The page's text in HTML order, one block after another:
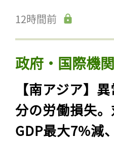
12時間前
政府・国際機
【南アジア】
分の労働損失
GDP最大7%減